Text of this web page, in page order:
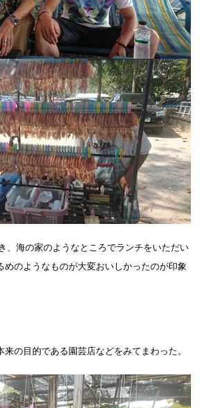
、海の家のようなところでランチをいただい
めのようなものが大変おいしかったのが印象
の目的である園芸店などをみてまわった。